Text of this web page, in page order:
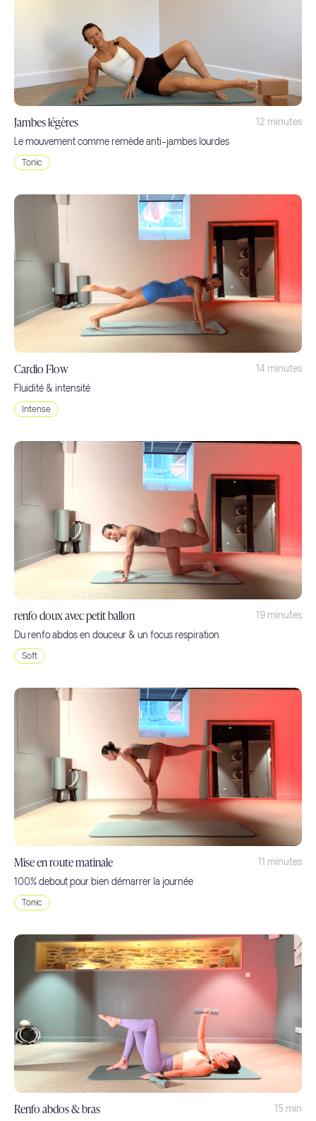
Jambes légères
12 minutes
Le mouvement comme remède anti-jambes lourdes
Tonic
Cardio Flow
14 minutes
Fluidité & intensité
Intense
renfo doux avec petit ballon
19 minutes
Du renfo abdos en douceur & un focus respiration
Soft
Mise en route matinale
11 minutes
100% debout pour bien démarrer la journée
Tonic
Renfo abdos & bras 15 min